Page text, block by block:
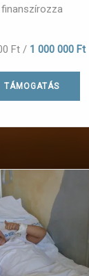
finanszírozza
Ft / 1 000 000 Ft
TÁMOGATÁS